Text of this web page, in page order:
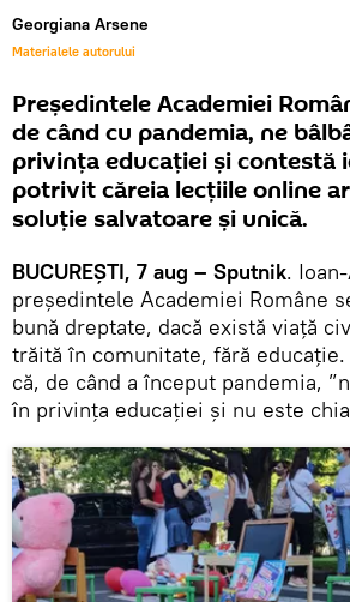
Georgiana Arsene
Materialele autorului
Președintele Academiei
de când cu pandemia, ne
privința educației și contestă
potrivit căreia lecțiile online
soluție salvatoare și unică.
BUCUREȘTI, 7 aug – Sputnik.
președintele Academiei Române
bună dreptate, dacă există viață
trăită în comunitate, fără
că, de când a început pandemia,
în privința educației și nu este